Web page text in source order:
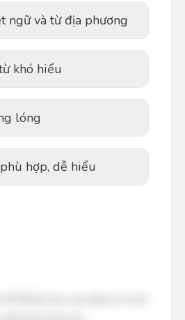
ngữ và từ địa phương
khó hiểu
lóng
hợp, dễ hiểu